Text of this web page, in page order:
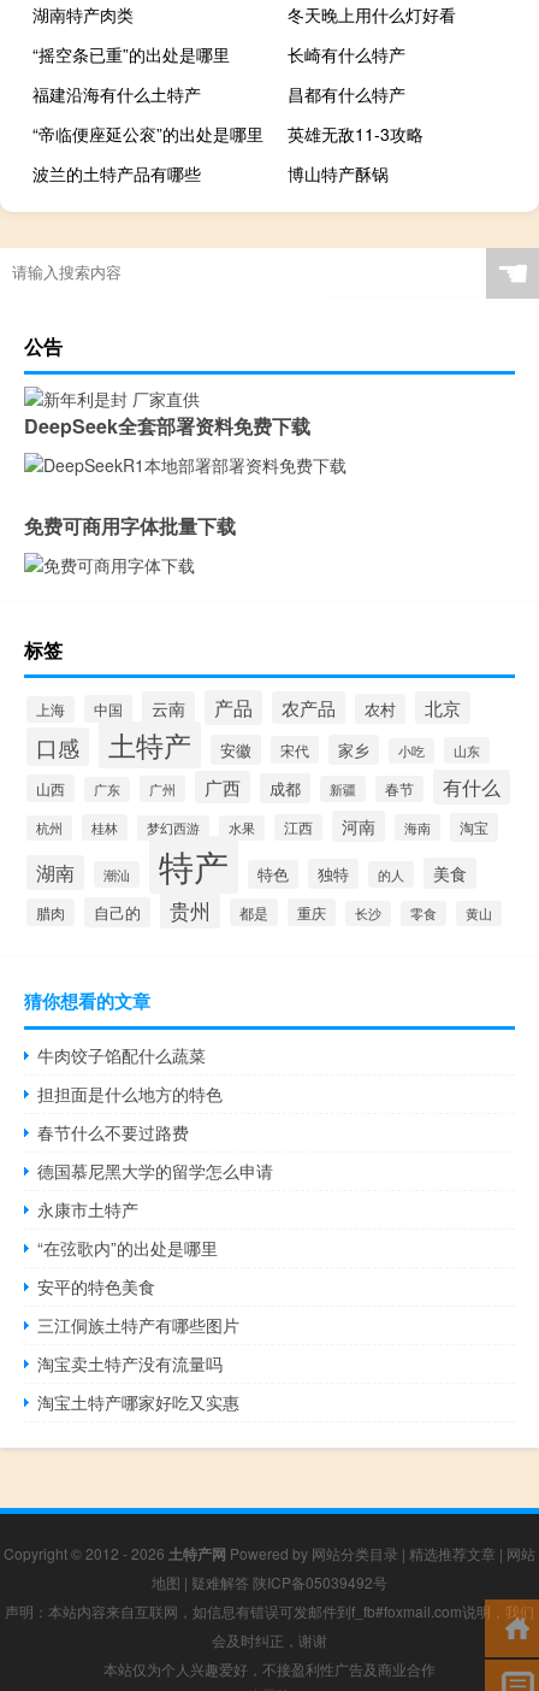
湖南特产肉类
冬天晚上用什么灯好看
“摇空条已重”的出处是哪里
长崎有什么特产
福建沿海有什么土特产
昌都有什么特产
“帝临便座延公衮”的出处是哪里
英雄无敌11-3攻略
波兰的土特产品有哪些
博山特产酥锅
☚
公告
DeepSeek全套部署资料免费下载
免费可商用字体批量下载
标签
上海 中国 云南 产品 农产品 农村 北京
口感 土特产 安徽 宋代 家乡 小吃 山东
山西 广东 广州 广西 成都 新疆 春节 有什么
杭州 桂林 梦幻西游 水果 江西 河南 海南 淘宝
湖南 潮汕 特产 特色 独特 的人 美食
腊肉 自己的 贵州 都是 重庆 长沙 零食 黄山
猜你想看的文章
牛肉饺子馅配什么蔬菜
担担面是什么地方的特色
春节什么不要过路费
德国慕尼黑大学的留学怎么申请
永康市土特产
“在弦歌内”的出处是哪里
安平的特色美食
三江侗族土特产有哪些图片
淘宝卖土特产没有流量吗
淘宝土特产哪家好吃又实惠
Copyright © 2012 - 2026 土特产网 Powered by 网站分类目录 | 精选推荐文章 | 网站
地图 | 疑难解答 陕ICP备05039492号
声明：本站内容来自互联网，如信息有错误可发邮件到f_fb#foxmail.com说明，我们
会及时纠正，谢谢
本站仅为个人兴趣爱好，不接盈利性广告及商业合作